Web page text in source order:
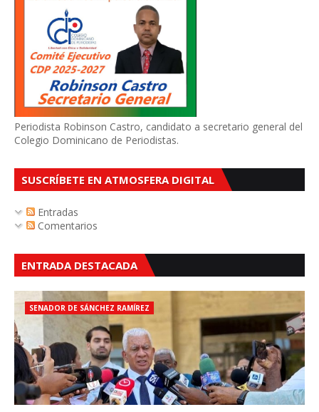
Periodista Robinson Castro, candidato a secretario general del
Colegio Dominicano de Periodistas.
SUSCRÍBETE EN ATMOSFERA DIGITAL
Entradas
Comentarios
ENTRADA DESTACADA
SENADOR DE SÁNCHEZ RAMÍREZ